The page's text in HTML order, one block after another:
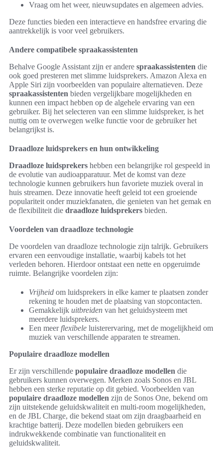
Vraag om het weer, nieuwsupdates en algemeen advies.
Deze functies bieden een interactieve en handsfree ervaring die
aantrekkelijk is voor veel gebruikers.
Andere compatibele spraakassistenten
Behalve Google Assistant zijn er andere spraakassistenten die
ook goed presteren met slimme luidsprekers. Amazon Alexa en
Apple Siri zijn voorbeelden van populaire alternatieven. Deze
spraakassistenten bieden vergelijkbare mogelijkheden en
kunnen een impact hebben op de algehele ervaring van een
gebruiker. Bij het selecteren van een slimme luidspreker, is het
nuttig om te overwegen welke functie voor de gebruiker het
belangrijkst is.
Draadloze luidsprekers en hun ontwikkeling
Draadloze luidsprekers hebben een belangrijke rol gespeeld in
de evolutie van audioapparatuur. Met de komst van deze
technologie kunnen gebruikers hun favoriete muziek overal in
huis streamen. Deze innovatie heeft geleid tot een groeiende
populariteit onder muziekfanaten, die genieten van het gemak en
de flexibiliteit die draadloze luidsprekers bieden.
Voordelen van draadloze technologie
De voordelen van draadloze technologie zijn talrijk. Gebruikers
ervaren een eenvoudige installatie, waarbij kabels tot het
verleden behoren. Hierdoor ontstaat een nette en opgeruimde
ruimte. Belangrijke voordelen zijn:
Vrijheid om luidsprekers in elke kamer te plaatsen zonder
rekening te houden met de plaatsing van stopcontacten.
Gemakkelijk uitbreiden van het geluidsysteem met
meerdere luidsprekers.
Een meer flexibele luisterervaring, met de mogelijkheid om
muziek van verschillende apparaten te streamen.
Populaire draadloze modellen
Er zijn verschillende populaire draadloze modellen die
gebruikers kunnen overwegen. Merken zoals Sonos en JBL
hebben een sterke reputatie op dit gebied. Voorbeelden van
populaire draadloze modellen zijn de Sonos One, bekend om
zijn uitstekende geluidskwaliteit en multi-room mogelijkheden,
en de JBL Charge, die bekend staat om zijn draagbaarheid en
krachtige batterij. Deze modellen bieden gebruikers een
indrukwekkende combinatie van functionaliteit en
geluidskwaliteit.